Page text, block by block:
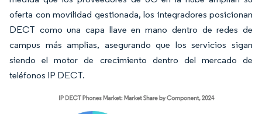
oferta con movilidad gestionada, los integradores posicionan
DECT como una capa llave en mano dentro de redes de
campus más amplias, asegurando que los servicios sigan
siendo el motor de crecimiento dentro del mercado de
teléfonos IP DECT.